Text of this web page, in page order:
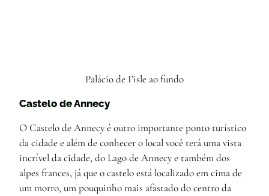
Palácio de I’isle ao fundo
Castelo de Annecy
O Castelo de Annecy é outro importante ponto turístico
da cidade e além de conhecer o local você terá uma vista
incrível da cidade, do Lago de Annecy e também dos
alpes frances, já que o castelo está localizado em cima de
um morro, um pouquinho mais afastado do centro da